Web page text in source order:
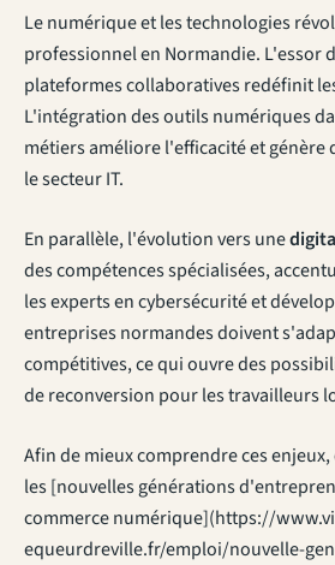
Le numérique et les technologies
professionnel en Normandie. L'essor
plateformes collaboratives redéfinit
L'intégration des outils numériques
métiers améliore l'efficacité et
le secteur IT.
En parallèle, l'évolution vers une
des compétences spécialisées,
les experts en cybersécurité et
entreprises normandes doivent
compétitives, ce qui ouvre des
de reconversion pour les travailleurs
Afin de mieux comprendre ces
les [nouvelles générations
commerce numérique](https://
equeurdreville.fr/emploi/nouvelle-